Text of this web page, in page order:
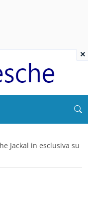
Jackal in esclusiva su
×